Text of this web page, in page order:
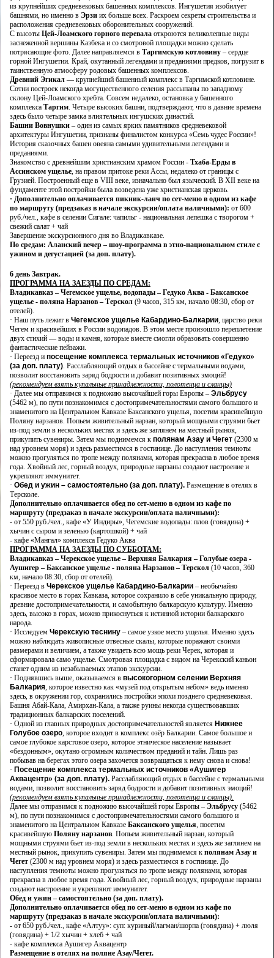
из крупнейших средневековых башенных комплексов. Ингушетия изобилует
башнями, но именно в Эрзи их больше всех. Раскроем секреты строительства и
расположения средневековых оборонительных сооружений.
С высоты Цей-Лоамского горного перевала откроются великолепные виды
заснеженной вершины Казбека и со смотровой площадки можно сделать
потрясающие фото. Далее направляемся в Таргимскую котловину – сердце
горной Ингушетии. Край, окутанный легендами и преданиями предков, погрузит в
таинственную атмосферу родовых башенных комплексов.
Древний Эгикал — крупнейший башенный комплекс в Таргимской котловине.
Сотни построек некогда могущественного селения рассыпаны по западному
склону Цей-Лоамского хребта. Совсем недалеко, остановка у башенного
комплекса Таргим. Четыре высоких башни, подтверждают, что в давние времена
здесь было четыре замка влиятельных ингушских династий.
Башни Вовнушки – один из самых ярких памятников средневековой
архитектуры Ингушетии, признаны финалистом конкурса «Семь чудес России»!
История сказочных башен овеяна самыми удивительными легендами и
преданиями.
Знакомство с древнейшим христианским храмом России - Тхаба-Ерды в
Ассинском ущелье, на правом притоке реки Ассы, недалеко от границы с
Грузией. Построенный еще в VIII веке, изначально был языческий. В XII веке на
фундаменте этой постройки была возведена уже христианская церковь.
· Дополнительно оплачивается пикник-ланч по сет-меню в одном из кафе
по маршруту (предзаказ в начале экскурсии/оплата наличными): от 600
руб./чел., кафе в селении Сигале: чапильг - национальная лепешка с творогом +
свежий салат + чай
Завершение экскурсионного дня во Владикавказе.
По средам: Аланский вечер – шоу-программа в этно-национальном стиле с
ужином и дегустацией (за доп. плату).
6 день Завтрак.
ПРОГРАММА НА ЗАЕЗДЫ ПО СРЕДАМ:
Владикавказ – Чегемское ущелье, водопады – Гедуко Аква - Баксанское
ущелье - поляна Нарзанов – Терскол (9 часов, 315 км, начало 08:30, сбор от
отелей).
· Наш путь лежит в Чегемское ущелье Кабардино-Балкарии, царство реки
Чегем и красивейших в России водопадов. В этом месте произошло переплетение
двух стихий — воды и камня, которые вместе смогли образовать совершенно
фантастические пейзажи.
· Переезд и посещение комплекса термальных источников «Гедуко»
(за доп. плату). Расслабляющий отдых в бассейне с термальными водами,
позволит восстановить заряд бодрости и добавит позитивных эмоций!
(рекомендуем взять купальные принадлежности, полотенца и сланцы)
· Далее мы отправимся к подножию высочайшей горы Европы – Эльбрусу
(5462 м), по пути познакомимся с достопримечательностями самого большого и
знаменитого на Центральном Кавказе Баксанского ущелья, посетим красивейшую
Поляну нарзанов. Попьем живительный нарзан, который мощными струями бьет
из-под земли в нескольких местах и здесь же заглянем на местный рынок,
прикупить сувениры. Затем мы поднимемся к полянам Азау и Чегет (2300 м
над уровнем моря) и здесь разместимся в гостинице. До наступления темноты
можно прогуляться по тропе между полянами, которая прекрасна в любое время
года. Хвойный лес, горный воздух, природные нарзаны создают настроение и
укрепляют иммунитет.
· Обед и ужин – самостоятельно (за доп. плату). Размещение в отелях в
Терсколе.
Дополнительно оплачивается обед по сет-меню в одном из кафе по
маршруту (предзаказ в начале экскурсии/оплата наличными):
- от 550 руб./чел., кафе «У Индиры», Чегемские водопады: плов (говядина) +
хычин с сыром и зеленью (картошкой) + чай
- кафе «Мангал» комплекса Гедуко Аква
ПРОГРАММА НА ЗАЕЗДЫ ПО СУББОТАМ:
Владикавказ – Черекское ущелье – Верхняя Балкария – Голубые озера -
Аушигер – Баксанское ущелье - поляна Нарзанов – Терскол (10 часов, 360
км, начало 08:30, сбор от отелей).
· Переезд в Черекское ущелье Кабардино-Балкарии – необычайно
красивое место в горах Кавказа, которое сохранило в себе уникальную природу,
древние достопримечательности, и самобытную балкарскую культуру. Именно
здесь, высоко в горах, можно прикоснуться к истинной истории балкарского
народа.
· Исследуем Черекскую теснину – самое узкое место ущелья. Именно здесь
можно наблюдать живописные отвесные скалы, которые поражают своими
размерами и величием, а также увидеть всю мощь реки Черек, которая и
сформировала само ущелье. Смотровая площадка с видом на Черекский каньон
станет одним из незабываемых этапов экскурсии.
· Поднявшись выше, оказываемся в высокогорном селении Верхняя
Балкария, которое известно как «музей под открытым небом» ведь именно
здесь, в окружении гор, сохранились постройки эпохи позднего средневековья.
Башня Абай-Кала, Амирхан-Кала, а также руины некогда существовавших
традиционных балкарских поселений.
· Одной из главных природных достопримечательностей является Нижнее
Голубое озеро, которое входит в комплекс озёр Балкарии. Самое большое и
самое глубокое карстовое озеро, которое этническое население называет
«бездонным», окутано огромным количеством преданий и тайн. Лишь раз
побывав на берегах этого озера захочется возвращаться к нему снова и снова!
· Посещение комплекса термальных источников «Аушигер
Аквацентр» (за доп. плату). Расслабляющий отдых в бассейне с термальными
водами, позволит восстановить заряд бодрости и добавит позитивных эмоций!
(рекомендуем взять купальные принадлежности, полотенца и сланцы).
Далее мы отправимся к подножию высочайшей горы Европы – Эльбрусу (5462
м), по пути познакомимся с достопримечательностями самого большого и
знаменитого на Центральном Кавказе Баксанского ущелья, посетим
красивейшую Поляну нарзанов. Попьем живительный нарзан, который
мощными струями бьет из-под земли в нескольких местах и здесь же заглянем на
местный рынок, прикупить сувениры. Затем мы поднимемся к полянам Азау и
Чегет (2300 м над уровнем моря) и здесь разместимся в гостинице. До
наступления темноты можно прогуляться по тропе между полянами, которая
прекрасна в любое время года. Хвойный лес, горный воздух, природные нарзаны
создают настроение и укрепляют иммунитет.
Обед и ужин – самостоятельно (за доп. плату).
Дополнительно оплачивается обед по сет-меню в одном из кафе по
маршруту (предзаказ в начале экскурсии/оплата наличными):
- от 650 руб./чел., кафе «Алтуу»: суп: куриный/лагман/шорпа (говядина) + люля
(говядина) + 1/2 хычин + хлеб + чай
- кафе комплекса Аушигер Аквацентр
Размещение в отелях на поляне Азау/Чегет.